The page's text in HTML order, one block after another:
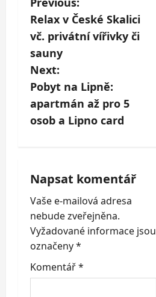
P
o
s
t
n
a
i
g
a
t
i
Relax v České Skalici
vč. privátní vířivky či
sauny
Next:
Pobyt na Lipně:
apartmán až pro 5
osob a Lipno card
Napsat komentář
Vaše e-mailová adresa
nebude zveřejněna.
Vyžadované informace jsou
označeny*
Komentář*